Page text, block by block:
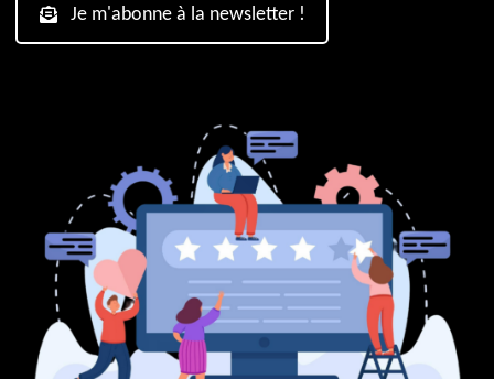
Je m'abonne à la newsletter !